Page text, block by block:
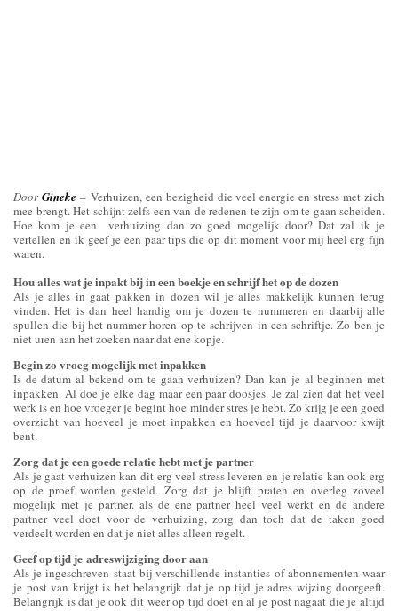
DoorGineke – Verhuizen, een bezigheid die veel energie en stress met zich
mee brengt. Het schijnt zelfs een van de redenen te zijn om te gaan scheiden.
Hoe kom je een verhuizing dan zo goed mogelijk door? Dat zal ik je
vertellen en ik geef je een paar tips die op dit moment voor mij heel erg fijn
waren.
Hou alles wat je inpakt bij in een boekje en schrijf het op de dozen
Als je alles in gaat pakken in dozen wil je alles makkelijk kunnen terug
vinden. Het is dan heel handig om je dozen te nummeren en daarbij alle
spullen die bij het nummer horen op te schrijven in een schriftje. Zo ben je
niet uren aan het zoeken naar dat ene kopje.
Begin zo vroeg mogelijk met inpakken
Is de datum al bekend om te gaan verhuizen? Dan kan je al beginnen met
inpakken. Al doe je elke dag maar een paar doosjes. Je zal zien dat het veel
werk is en hoe vroeger je begint hoe minder stres je hebt. Zo krijg je een goed
overzicht van hoeveel je moet inpakken en hoeveel tijd je daarvoor kwijt
bent.
Zorg dat je een goede relatie hebt met je partner
Als je gaat verhuizen kan dit erg veel stress leveren en je relatie kan ook erg
op de proef worden gesteld. Zorg dat je blijft praten en overleg zoveel
mogelijk met je partner. als de ene partner heel veel werkt en de andere
partner veel doet voor de verhuizing, zorg dan toch dat de taken goed
verdeelt worden en dat je niet alles alleen regelt.
Geef op tijd je adreswijziging door aan
Als je ingeschreven staat bij verschillende instanties of abonnementen waar
je post van krijgt is het belangrijk dat je op tijd je adres wijzing doorgeeft.
Belangrijk is dat je ook dit weer op tijd doet en al je post nagaat die je altijd